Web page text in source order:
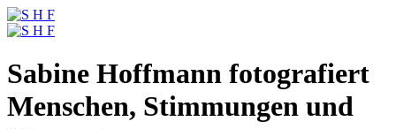
Sabine Hoffmann fotografiert
Menschen, Stimmungen und